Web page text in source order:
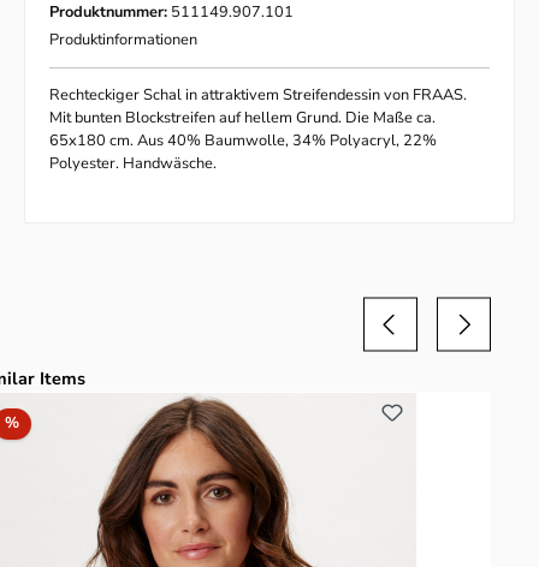
Produktnummer: 511149.907.101
Produktinformationen
Rechteckiger Schal in attraktivem Streifendessin von FRAAS.
Mit bunten Blockstreifen auf hellem Grund. Die Maße ca.
65x180 cm. Aus 40% Baumwolle, 34% Polyacryl, 22%
Polyester. Handwäsche.
überspringen
Items
%Rabatt